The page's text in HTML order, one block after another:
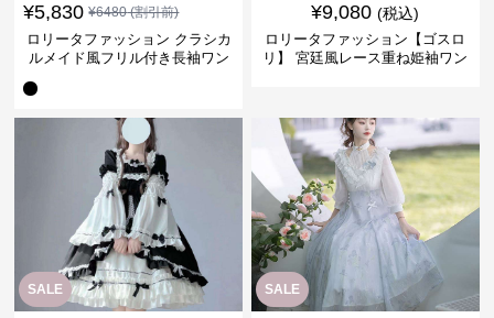
¥5,830 ¥6480(割引前)
ロリータファッション クラシカ
ルメイド風フリル付き長袖ワン
¥9,080 (税込)
ロリータファッション【ゴスロ
リ】 宮廷風レース重ね姫袖ワン
SALE SALE